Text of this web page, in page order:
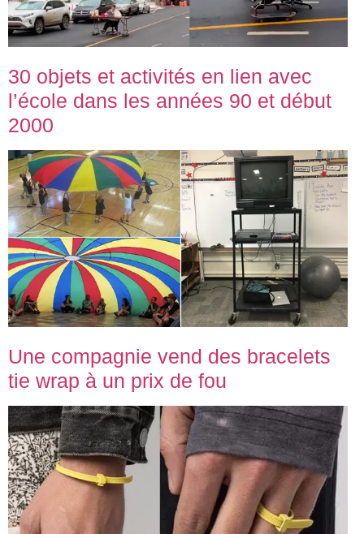
30 objets et activités en lien avec
l’école dans les années 90 et début
2000
Une compagnie vend des bracelets
tie wrap à un prix de fou